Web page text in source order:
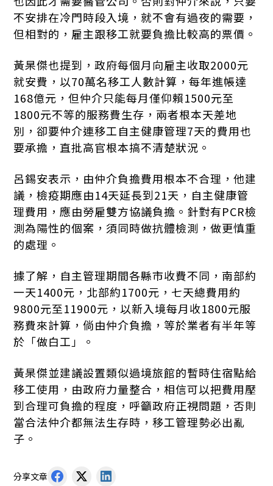
不安排在冷門時段入境，就不會有過夜的需要，
但相對的，雇主跟移工就要負擔比較高的票價。
黃杲傑也提到，政府每個月向雇主收取2000元
就安費，以70萬名移工人數計算，每年進帳達
168億元，但仲介只能每月僅仰賴1500元至
1800元不等的服務費生存，兩者根本天差地
別，卻要仲介連移工自主健康管理7天的費用也
要承擔，直批高官根本搞不清楚狀況。
呂錫安表示，由仲介負擔費用根本不合理，他建
議，檢疫期應由14天延長到21天，自主健康管
理費用，應由勞雇雙方協議負擔。針對有PCR檢
測為陽性的個案，須同時做抗體檢測，做更慎重
的處理。
據了解，自主管理期間各縣市收費不同，南部約
一天1400元，北部約1700元，七天總費用約
9800元至11900元，以新入境每月收1800元服
務費來計算，倘由仲介負擔，等於業者有半年等
於「做白工」。
黃杲傑並建議設置類似過境旅館的暫時住宿點給
移工使用，由政府力量整合，相信可以把費用壓
到合理可負擔的程度，呼籲政府正視問題，否則
當合法仲介都無法生存時，移工管理勢必出亂
子。
分享文章